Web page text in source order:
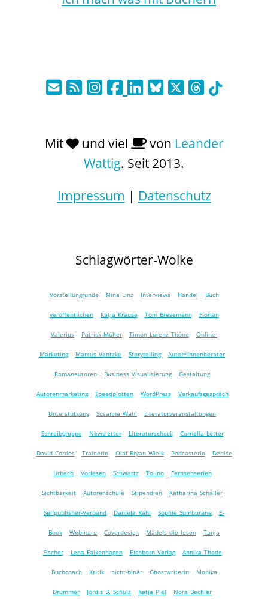
Mit und viel von Leander
Wattig. Seit 2013.
Impressum | Datenschutz
Schlagwörter-Wolke
Vorstellungrunde Nina Linz Interviews Handel Buch
veröffentlichen Katja Krause Tom Bresemann Florian
Valerius Patrick Möller Timon Lorenz Thöne Online-
Marketing Marcus Ventzke Storytelling Autor*innenberater
Romanautoren Business Visualisierung Gestaltung
Autorenmarketing Speedplotten WordPress Verkaufsgespräch
Unterstützung Susanne Wahl Literaturveranstaltungen
Schreibgruppe Newsletter Literaturschock Cornelia Lotter
David Cordes Trainerin Olaf Bryan Wielk Podcasterin Denise
Urbach Vorlesen Schwartz Tolino Fernsehserien
Sichtbarkeit Autorenschule Stipendien Katharina Schaller
Selfpublisher-Verband Daniela Kahl Sophie Sumburane E-
Book Webinare Coverdesign Mädels die lesen Tanja
Fischer Lena Falkenhagen Eichborn Verlag Annika Thode
Buchcoach Kritik nicht-binär Ghostwriterin Monika
Drummer Jördis B. Schulz Katja Piel Nora Bechler